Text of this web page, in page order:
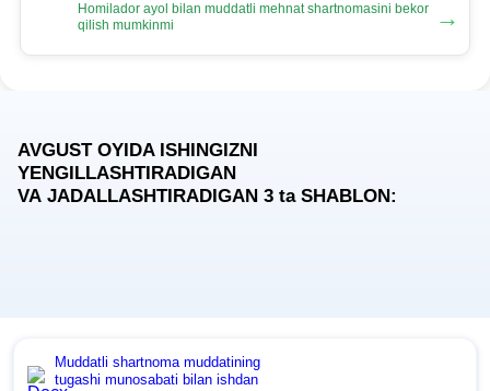
Homilador ayol bilan muddatli mehnat shartnomasini bekor
qilish mumkinmi
→
AVGUST OYIDA ISHINGIZNI
YENGILLASHTIRADIGAN
VA JADALLASHTIRADIGAN 3 taSHABLON:
Muddatli shartnoma muddatining
tugashi munosabati bilan ishdan